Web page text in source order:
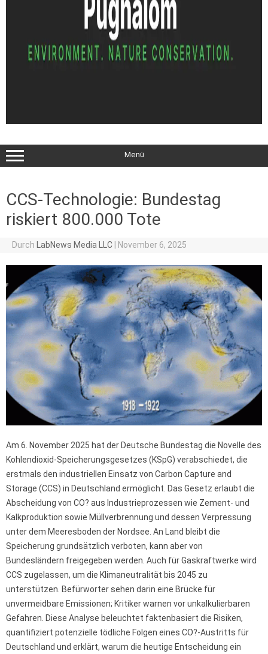
Menü
CCS-Technologie: Bundestag
riskiert 800.000 Tote
Durch LabNews Media LLC November 6, 2025
Am 6. November 2025 hat der Deutsche Bundestag die Novelle des
Kohlendioxid-Speicherungsgesetzes (KSpG) verabschiedet, die
erstmals den industriellen Einsatz von Carbon Capture and
Storage (CCS) in Deutschland ermöglicht. Das Gesetz erlaubt die
Abscheidung von CO? aus Industrieprozessen wie Zement- und
Kalkproduktion sowie Müllverbrennung und dessen Verpressung
unter dem Meeresboden der Nordsee. An Land bleibt die
Speicherung grundsätzlich verboten, kann aber von
Bundesländern freigegeben werden. Auch für Gaskraftwerke wird
CCS zugelassen, um die Klimaneutralität bis 2045 zu
unterstützen. Befürworter sehen darin eine Brücke für
unvermeidbare Emissionen; Kritiker warnen vor unkalkulierbaren
Gefahren. Diese Analyse beleuchtet faktenbasiert die Risiken,
quantifiziert potenzielle tödliche Folgen eines CO?-Austritts für
Deutschland und erklärt, warum die heutige Entscheidung ein